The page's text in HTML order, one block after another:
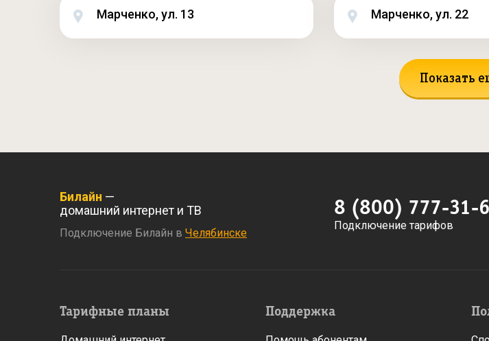
Марченко, ул. 13 Марченко, ул. 22
Показать
Билайн —
домашний интернет и ТВ
Подключение Билайн в Челябинске
8 (800) 777-31-
Подключение тарифов
Тарифные планы Поддержка